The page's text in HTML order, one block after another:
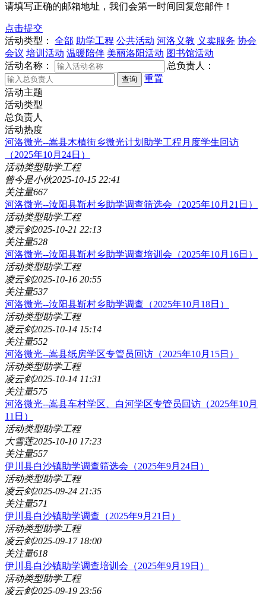
请填写正确的邮箱地址，我们会第一时间回复您邮件！
点击提交
活动类型：
全部 助学工程 公共活动 河洛义教 义卖服务 协会
会议 培训活动 温暖陪伴 美丽洛阳活动 图书馆活动
活动名称：
总负责人：
查询
重置
活动主题
活动类型
总负责人
活动热度
河洛微光--嵩县木植街乡微光计划助学工程月度学生回访
（2025年10月24日）
活动类型助学工程
曾今是小伙2025-10-15 22:41
关注量667
河洛微光--汝阳县靳村乡助学调查筛选会（2025年10月21日）
活动类型助学工程
凌云剑2025-10-21 22:13
关注量528
河洛微光--汝阳县靳村乡助学调查培训会（2025年10月16日）
活动类型助学工程
凌云剑2025-10-16 20:55
关注量537
河洛微光--汝阳县靳村乡助学调查（2025年10月18日）
活动类型助学工程
凌云剑2025-10-14 15:14
关注量552
河洛微光--嵩县纸房学区专管员回访（2025年10月15日）
活动类型助学工程
凌云剑2025-10-14 11:31
关注量575
河洛微光--嵩县车村学区、白河学区专管员回访（2025年10月
11日）
活动类型助学工程
大雪莲2025-10-10 17:23
关注量557
伊川县白沙镇助学调查筛选会（2025年9月24日）
活动类型助学工程
凌云剑2025-09-24 21:35
关注量571
伊川县白沙镇助学调查（2025年9月21日）
活动类型助学工程
凌云剑2025-09-17 18:00
关注量618
伊川县白沙镇助学调查培训会（2025年9月19日）
活动类型助学工程
凌云剑2025-09-19 23:56